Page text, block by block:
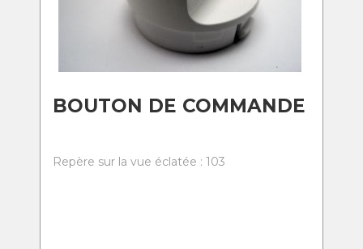
BOUTON DE COMMANDE
Repère sur la vue éclatée : 103